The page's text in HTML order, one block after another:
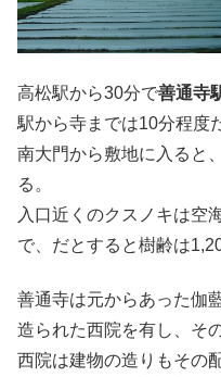
高松駅から30分で善通寺
駅から寺までは10分程度
南大門から敷地に入ると
る。
入口近くのクスノキは空
で、だとすると樹齢は
善通寺は元からあった伽
造られた西院を有し、そ
西院は建物の造りもその